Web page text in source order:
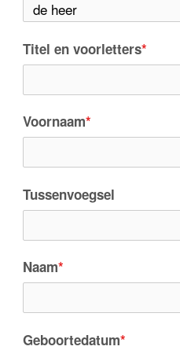
Titel en voorletters*
Voornaam*
Tussenvoegsel
Naam*
Geboortedatum*